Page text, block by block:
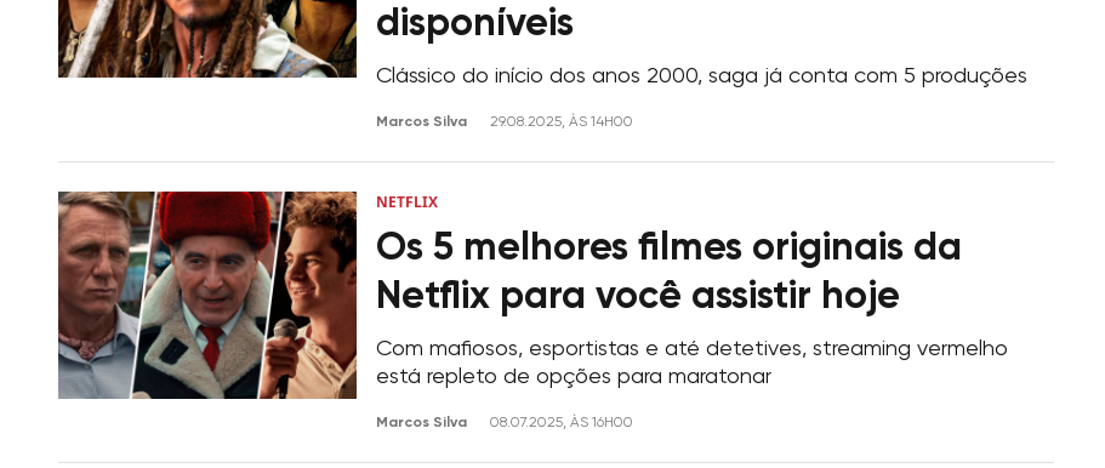
disponíveis
Clássico do início dos anos 2000, saga já conta com 5 produções
Marcos Silva 29.08.2025, ÀS 14H00
NETFLIX
Os 5 melhores filmes originais da
Netflix para você assistir hoje
Com mafiosos, esportistas e até detetives, streaming vermelho
está repleto de opções para maratonar
Marcos Silva 08.07.2025, ÀS 16H00